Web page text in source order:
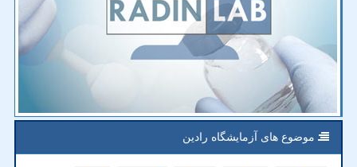
موضوع های آزمایشگاه رادین